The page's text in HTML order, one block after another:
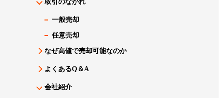
取引のながれ
一般売却
任意売却
なぜ高値で売却可能なのか
よくあるQ＆A
会社紹介